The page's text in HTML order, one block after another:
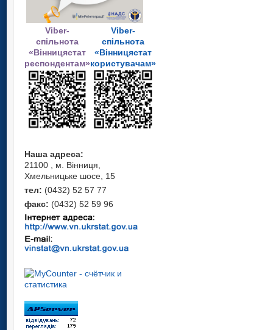
Viber-
спільнота
«Вінницястат
респондентам»
Viber-
спільнота
«Вінницястат
користувачам»
Наша адреса:
21100 , м. Вінниця,
Хмельницьке шосе, 15
тел: (0432) 52 57 77
факс: (0432) 52 59 96